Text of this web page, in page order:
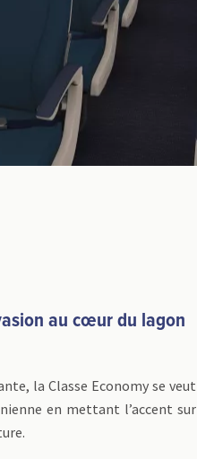
au cœur du lagon
la Classe Economy se veut
en mettant l’accent sur